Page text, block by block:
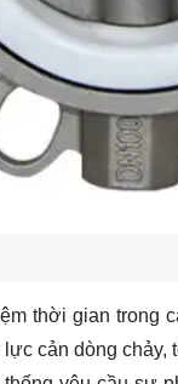
thời gian trong
cản dòng chảy,